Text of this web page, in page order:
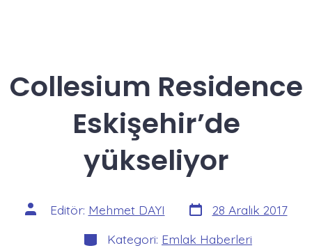
Collesium Residence
Eskişehir’de
yükseliyor
Yazının
yazarı
Editör: Mehmet DAYI Yazı
tarihi
28 Aralık 2017
Kategoriler
Kategori: Emlak Haberleri